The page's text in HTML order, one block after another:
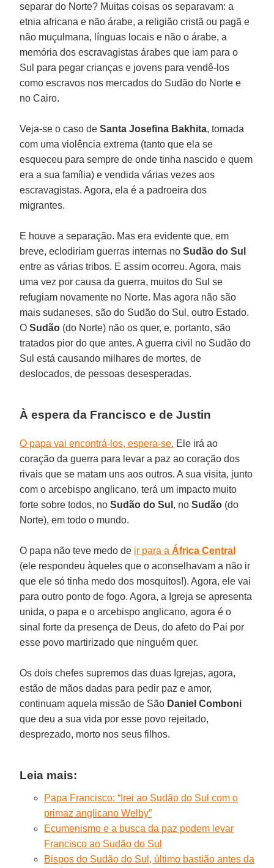
separar do Norte? Muitas coisas os separavam: a
etnia africana e não árabe, a religião cristã ou pagã e
não muçulmana, línguas locais e não o árabe, a
memória dos escravagistas árabes que iam para o
Sul para pegar crianças e jovens para vendê-los
como escravos nos mercados do Sudão do Norte e
no Cairo.
Veja-se o caso deSanta Josefina Bakhita, tomada
com uma violência extrema (tanto que ela se
esqueceu para sempre de onde tinha nascido e quem
era a sua família) e vendida várias vezes aos
escravagistas. Agora, ela é a padroeira dos
migrantes.
E houve a separação. Mas era evidente que, em
breve, eclodiriam guerras internas noSudão do Sul
entre as várias tribos. E assim ocorreu. Agora, mais
uma vez por causa da guerra, muitos do Sul se
refugiam novamente no Norte. Mas agora não são
mais sudaneses, são do Sudão do Sul, outro Estado.
OSudão (do Norte) não os quer, e, portanto, são
tratados pior do que antes. A guerra civil no Sudão do
Sul está causando milhares de mortes, de
deslocados, de pessoas desesperadas.
À espera da Francisco e de Justin
O papa vai encontrá-los, espera-se. Ele irá ao
coração da guerra para levar a paz ao coração dos
rivais que se matam uns aos outros. A sua visita, junto
com o arcebispo anglicano, terá um impacto muito
forte sobre todos, noSudão do Sul , noSudão (do
Norte), em todo o mundo.
O papa não teve medo de ir para aÁfrica Central
(ele respondeu àqueles que o aconselhavam a não ir
que ele só tinha medo dos mosquitos!). Agora, ele vai
para outro ponto de fogo. Agora, a Igreja se apresenta
unida, o papa e o arcebispo anglicano, agora é o
sinal forte da presença de Deus, do afeto do Pai por
esse povo martirizado que ninguém quer.
Os dois chefes supremos das duas Igrejas, agora,
estão de mãos dadas para pedir paz e amor,
continuam aquela missão de São Daniel Comboni
que deu a sua vida por esse povo rejeitado,
desprezado, morto nos seus filhos.
Leia mais:
Papa Francisco: “Irei ao Sudão do Sul com o
primaz anglicano Welby”
Ecumenismo e a busca da paz podem levar
Francisco ao Sudão do Sul
Bispos do Sudão do Sul, último bastião antes da